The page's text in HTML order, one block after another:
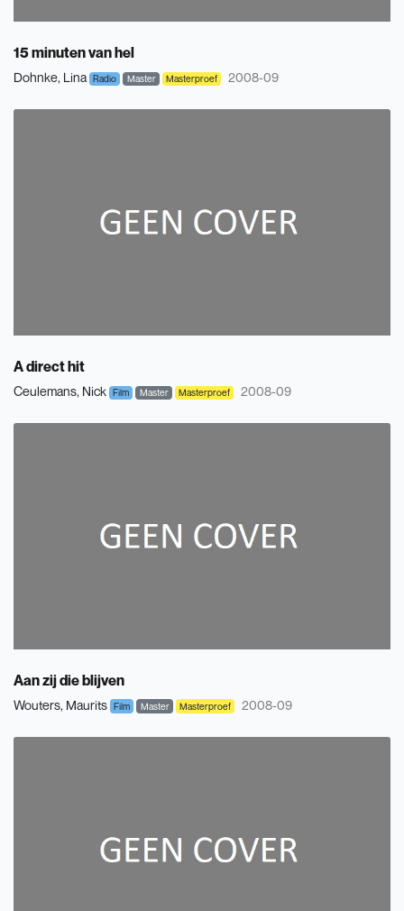
15 minuten van hel
Dohnke, Lina Radio Master Masterproef 2008-09
A direct hit
Ceulemans, Nick Film Master Masterproef 2008-09
Aan zij die blijven
Wouters, Maurits Film Master Masterproef 2008-09